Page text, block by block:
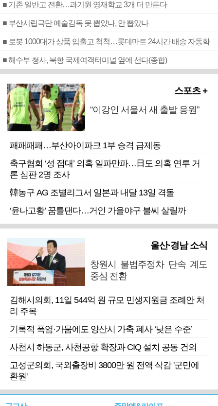
■ 기존 일반고 전환…과기원 영재학교 3개 더 만든다
■ 부산시립극단 예술감독 못 뽑았나, 안 뽑았나
■ 로봇 1000대가 상품 입출고 척척…롯데마트 24시간 배송 자동화
■ 해수부 청사, 북항 국제여객터미널 옆에 선다(종합)
스포츠 +
“이강인 서울서 새 출발 응원”
패패패패…부산아이파크 1부 승격 급제동
축구협회 ‘성 접대’ 의혹 일파만파…日도 의혹 연루 거
론 심판 2명 조사
韓농구 AG 조별리그서 일본과 내달 13일 격돌
‘윤나고황’ 꿈틀댄다…거인 가을야구 불씨 살릴까
울산·경남 소식
창원시 불법주정차 단속 계도
중심 전환
김해시의회, 11일 544억 원 규모 민생지원금 조례안 처
리 주목
기록적 폭염·가뭄에도 양산시 가축 폐사 ‘낮은 수준’
사천시 하동군, 사천공항 확장과 CIQ 설치 공동 건의
고성군의회, 국외출장비 3800만 원 전액 삭감 '군민에
환원'